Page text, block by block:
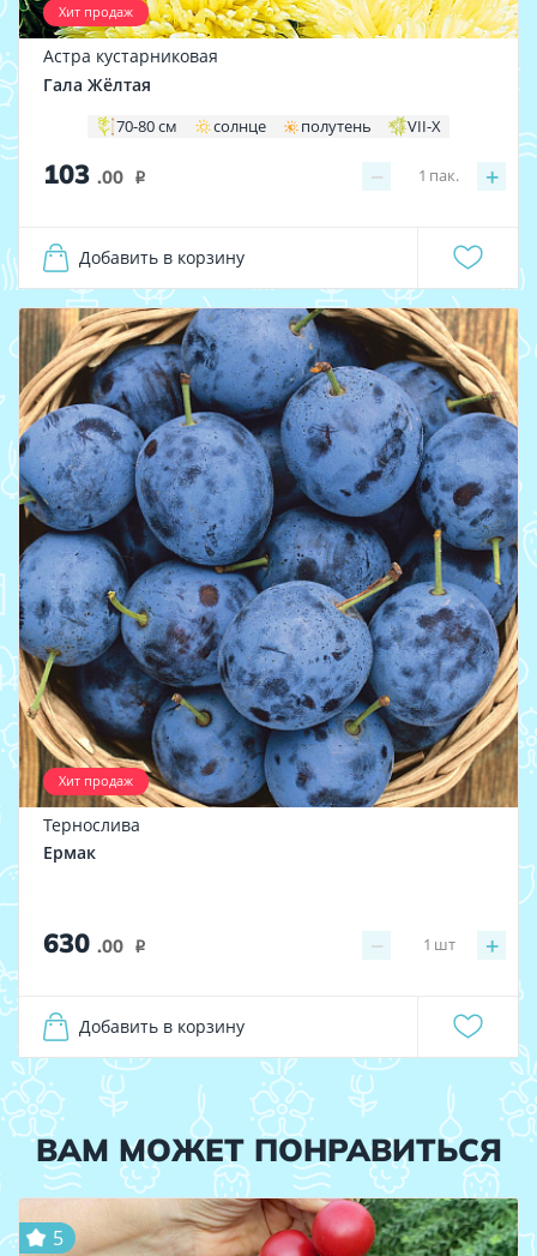
Хит продаж
Астра кустарниковая
Гала Жёлтая
70-80 см солнце полутень VII-X
103 .00 i − +
1 пак.
Добавить в корзину
Хит продаж
Тернослива
Ермак
630 .00 i − +
1 шт
Добавить в корзину
ВАМ МОЖЕТ ПОНРАВИТЬСЯ
5